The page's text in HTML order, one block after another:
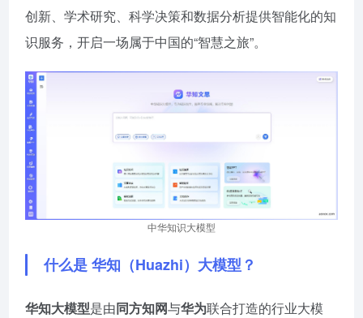
创新、学术研究、科学决策和数据分析提供智能化的知
识服务，开启一场属于中国的“智慧之旅”。
中华知识大模型
什么是 华知（Huazhi）大模型？
华知大模型是由同方知网与华为联合打造的行业大模